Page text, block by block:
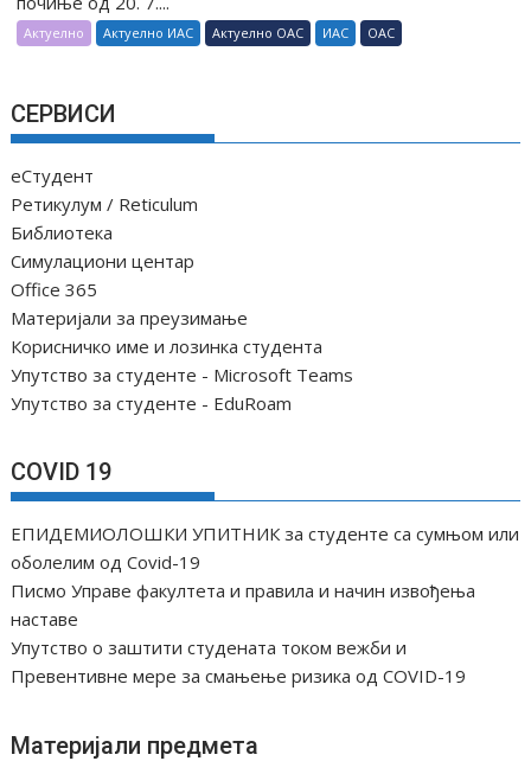
Актуелно Актуелно ИАС Актуелно ОАС ИАС ОАС
СЕРВИСИ
еСтудент
Ретикулум / Reticulum
Библиотека
Симулациони центар
Office 365
Материјали за преузимање
Корисничко име и лозинка студента
Упутство за студенте - Microsoft Teams
Упутство за студенте - EduRoam
COVID 19
ЕПИДЕМИОЛОШКИ УПИТНИК за студенте са сумњом или
оболелим од Covid-19
Писмо Управе факултета и правила и начин извођења
наставе
Упутство о заштити студената током вежби и
Превентивне мере за смањење ризика од COVID-19
Материјали предмета